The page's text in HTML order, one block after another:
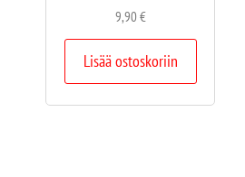
9,90€
Lisää ostoskoriin